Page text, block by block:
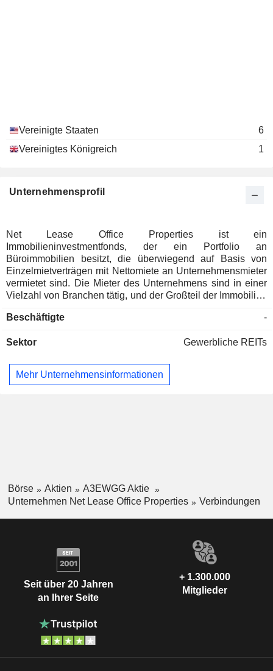
Vereinigte Staaten
6
Vereinigtes Königreich
1
Unternehmensprofil
Net Lease Office Properties ist ein
Immobilieninvestmentfonds, der ein Portfolio an
Büroimmobilien besitzt, die überwiegend auf Basis von
Einzelmietverträgen mit Nettomiete an Unternehmensmieter
vermietet sind. Die Mieter des Unternehmens sind in einer
Vielzahl von Branchen tätig, und der Großteil der Immobilien
Immobilie in Europa (Oslo, Norwegen) liegt. Das Portfolio
Vereinigten Staaten befinden sich die Immobilien unter
Florida, Minnesota, Pennsylvania, Massachusetts, Virginia,
New Mexico und Georgia.
Beschäftigte -
Sektor Gewerbliche REITs
Mehr Unternehmensinformationen
Börse Aktien
A3EWGG Aktie
Unternehmen Net Lease Office Properties
Verbindungen
Seit über 20 Jahren
an Ihrer Seite
+ 1.300.000
Mitglieder